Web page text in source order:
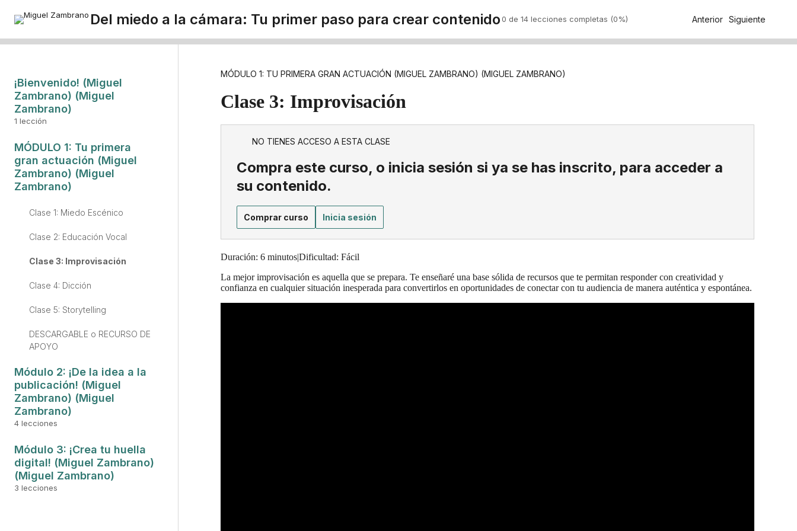
Del miedo a la cámara: Tu primer paso para crear contenido0 de 14 lecciones completas (0%) Anterior Siguiente
¡Bienvenido! (Miguel
Zambrano) (Miguel
Zambrano)
1 lección
MÓDULO 1: Tu primera
gran actuación (Miguel
Zambrano) (Miguel
Zambrano)
Clase 1: Miedo Escénico
Clase 2: Educación Vocal
Clase 3: Improvisación
Clase 4: Dicción
Clase 5: Storytelling
DESCARGABLE o RECURSO DE
APOYO
Módulo 2: ¡De la idea a la
publicación! (Miguel
Zambrano) (Miguel
Zambrano)
Clase 7: Copywriting – dictado
por Verónica Berroterán
4 lecciones
Módulo 3: ¡Crea tu huella
digital! (Miguel Zambrano)
(Miguel Zambrano)
3 lecciones
MÓDULO 1: TU PRIMERA GRAN ACTUACIÓN (MIGUEL ZAMBRANO) (MIGUEL ZAMBRANO)
Clase 3: Improvisación
NO TIENES ACCESO A ESTA CLASE
Compra este curso, o inicia sesión si ya se has inscrito, para acceder a
su contenido.
Comprar curso Inicia sesión
Duración: 6 minutos|Dificultad: Fácil
La mejor improvisación es aquella que se prepara. Te enseñaré una base sólida de recursos que te permitan responder con creatividad y
confianza en cualquier situación inesperada para convertirlos en oportunidades de conectar con tu audiencia de manera auténtica y espontánea.